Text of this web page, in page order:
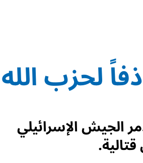
لحزب الله
أكثر من 35 إرهابياً، ودمر الجيش الإسرائيلي